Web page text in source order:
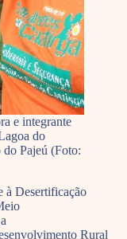
e integrante
do
Pajeú (Foto:
à Desertificação
Rural